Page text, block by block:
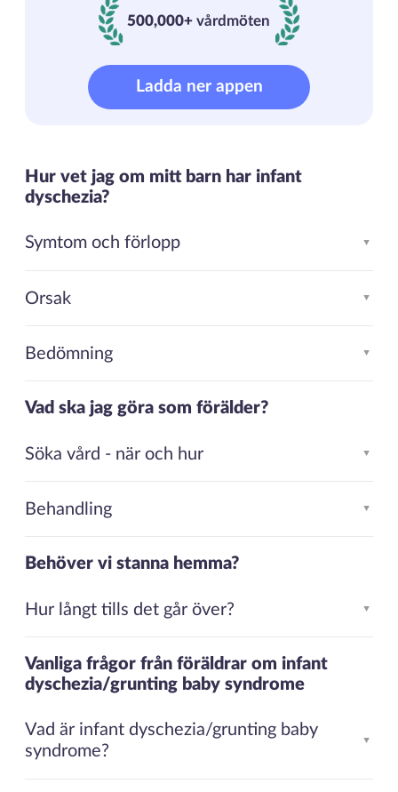
500000+ vårdmöten
500,000+ vårdmöten
Ladda ner appen
Hur vet jag om mitt barn har infant
dyschezia?
Symtom och förlopp ▲
Orsak ▲
Bedömning ▲
Vad ska jag göra som förälder?
Söka vård - när och hur ▲
Behandling ▲
Behöver vi stanna hemma?
Hur långt tills det går över? ▲
Vanliga frågor från föräldrar om infant
dyschezia/grunting baby syndrome
Vad är infant dyschezia/grunting baby
syndrome?
▲